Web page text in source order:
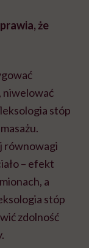
że
niwelować
stóp
równowagi
– efekt
a
stóp
zdolność